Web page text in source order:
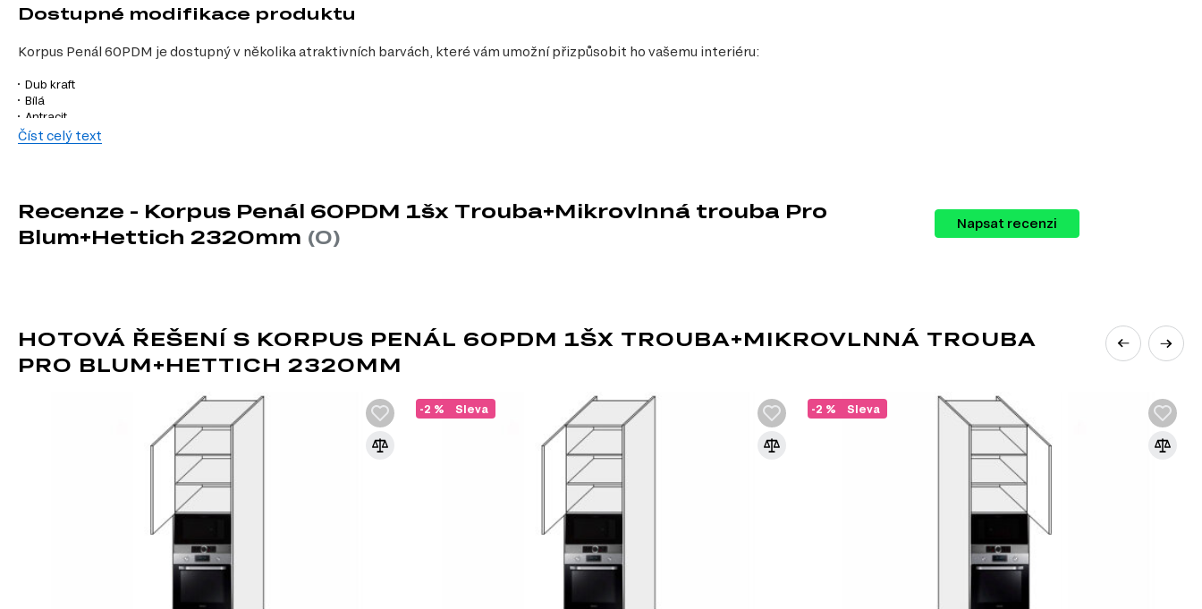
Dostupné modifikace produktu
Korpus Penál 60PDM je dostupný v několika atraktivních barvách, které vám umožní přizpůsobit ho vašemu interiéru:
Dub kraft
Bílá
Antracit
Materiál korpusu.
Dřevotříska je známá svou odolností a trvanlivostí, což znamená, že korpus penálu bude dlouhodobě sloužit bez známek opotřebení.
Moderní design.Elegantní a minimalistický vzhled penálu se snadno integruje do různých stylů kuchyní, od klasických po moderní.
Funkčnost. Korpus je navržen pro snadnou instalaci vestavěných spotřebičů, což zjednodušuje proces přípravy jídla a zvyšuje pohodlí při vaření.
Číst celý text
Recenze - Korpus Penál 60PDM 1šx Trouba+Mikrovlnná trouba Pro
Blum+Hettich 2320mm (0)
Napsat recenzi
HOTOVÁ ŘEŠENÍ S KORPUS PENÁL 60PDM 1ŠX TROUBA+MIKROVLNNÁ TROUBA
PRO BLUM+HETTICH 2320MM
Sleva
-2 % Sleva
-2 %